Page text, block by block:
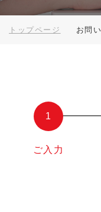
トップページ お問
ご入力